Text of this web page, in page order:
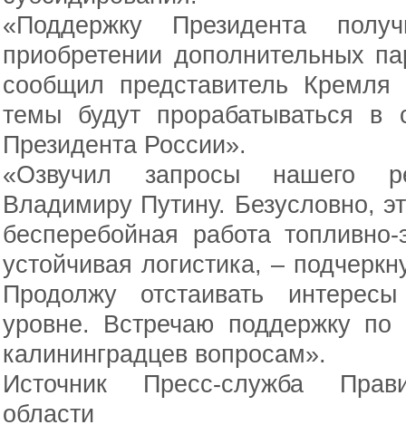
«Поддержку Президента
приобретении дополнительных
сообщил представитель
темы будут прорабатываться в
Президента России».
«Озвучил запросы нашего
Владимиру Путину. Безусловно,
бесперебойная работа топливно-
устойчивая логистика, –
Продолжу отстаивать
уровне. Встречаю поддержку
калининградцев вопросам».
Источник Пресс-служба
области